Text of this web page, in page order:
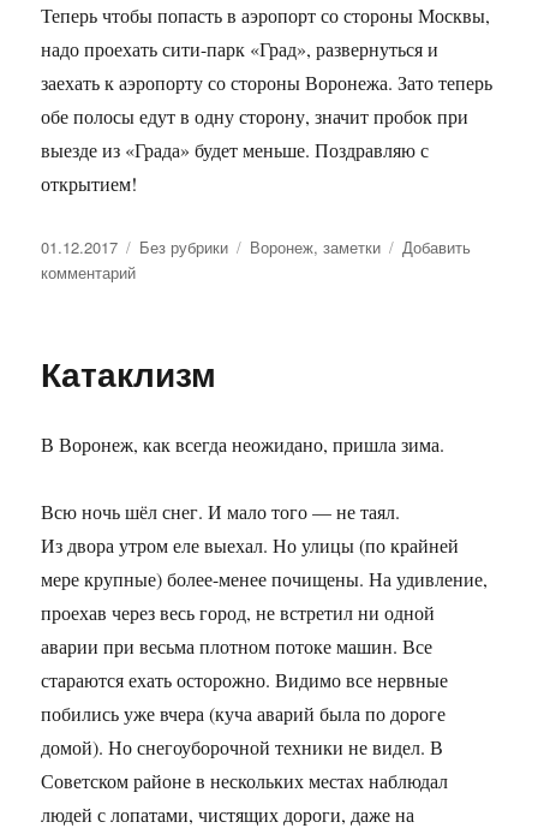
Теперь чтобы попасть в аэропорт со стороны Москвы,
надо проехать сити-парк «Град», развернуться и
заехать к аэропорту со стороны Воронежа. Зато теперь
обе полосы едут в одну сторону, значит пробок при
выезде из «Града» будет меньше. Поздравляю с
открытием!
Опубликовано
01.12.2017 Рубрики
Без рубрики Метки
Воронеж,заметки
Добавить
комментарий
Катаклизм
В Воронеж, как всегда неожидано, пришла зима.
Всю ночь шёл снег. И мало того — не таял.
Из двора утром еле выехал. Но улицы (по крайней
мере крупные) более-менее почищены. На удивление,
проехав через весь город, не встретил ни одной
аварии при весьма плотном потоке машин. Все
стараются ехать осторожно. Видимо все нервные
побились уже вчера (куча аварий была по дороге
домой). Но снегоуборочной техники не видел. В
Советском районе в нескольких местах наблюдал
людей с лопатами, чистящих дороги, даже на